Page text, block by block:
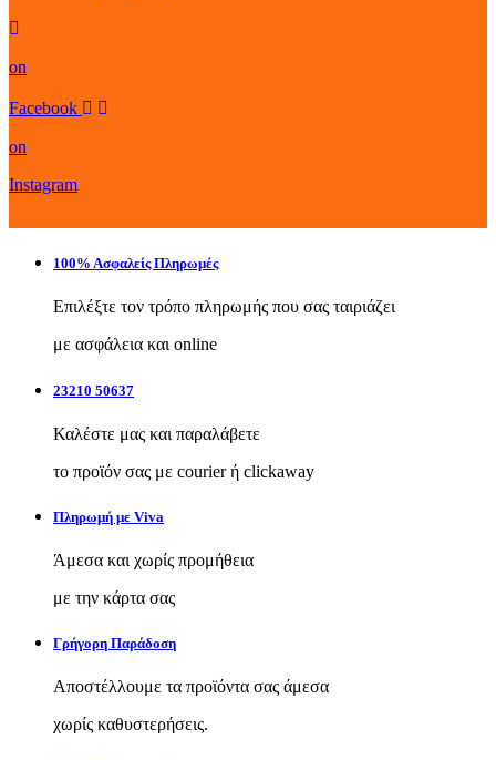
on
Facebook
on
Instagram
100% Ασφαλείς Πληρωμές
Επιλέξτε τον τρόπο πληρωμής που σας ταιριάζει
με ασφάλεια και online
23210 50637
Καλέστε μας και παραλάβετε
το προϊόν σας με courier ή clickaway
Πληρωμή με Viva
Άμεσα και χωρίς προμήθεια
με την κάρτα σας
Γρήγορη Παράδοση
Αποστέλλουμε τα προϊόντα σας άμεσα
χωρίς καθυστερήσεις.